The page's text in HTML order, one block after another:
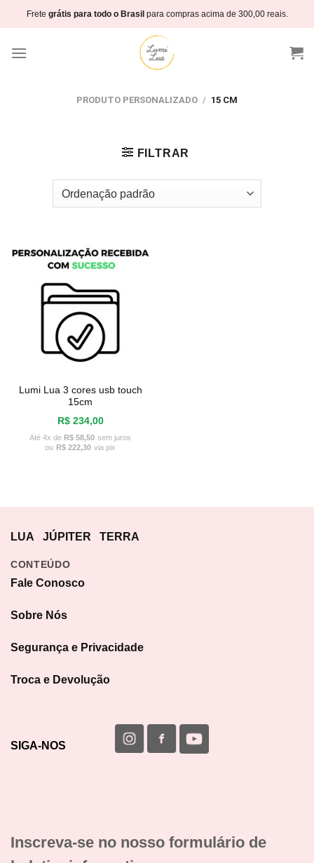
to
Frete grátis para todo o Brasilpara compras acima de 300,00 reais.
PRODUTO PERSONALIZADO / 15 CM
FILTRAR
Lumi Lua 3 cores usb touch
15cm
R$234,00
Até 4x de R$ 58,50 sem juros
ou R$ 222,30 via pix
LUA JÚPITER TERRA
CONTEÚDO
Fale Conosco
Sobre Nós
Segurança e Privacidade
Troca e Devolução
SIGA-NOS
Inscreva-se no nosso formulário de